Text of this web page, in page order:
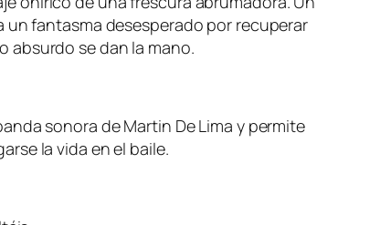
fantasma desesperado por recuperar
absurdo se dan la mano.
sonora de Martin De Lima y permite
la vida en el baile.